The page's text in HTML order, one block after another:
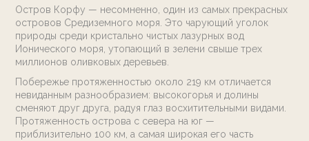
Предложения
Блог
Контакты
Расценки
E. info@sando.villas
Остров Корфу — несомненно, один из самых прекрасных
островов Средиземного моря. Это чарующий уголок
природы среди кристально чистых лазурных вод
Ионического моря, утопающий в зелени свыше трех
миллионов оливковых деревьев.
Побережье протяженностью около 219 км отличается
невиданным разнообразием: высокогорья и долины
сменяют друг друга, радуя глаз восхитительными видами.
Протяженность острова с севера на юг —
приблизительно 100 км, а самая широкая его часть